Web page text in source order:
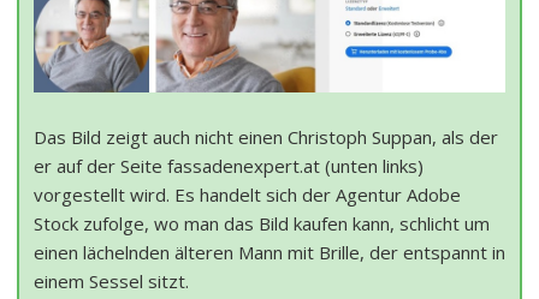
Das Bild zeigt auch nicht einen Christoph Suppan, als der
er auf der Seite fassadenexpert.at (unten links)
vorgestellt wird. Es handelt sich der Agentur Adobe
Stock zufolge, wo man das Bild kaufen kann, schlicht um
einen lächelnden älteren Mann mit Brille, der entspannt in
einem Sessel sitzt.